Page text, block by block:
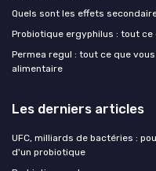
Quels sont les effets
Probiotique ergyphilus : tout
Permea regul : tout ce que
alimentaire
Les derniers articles
UFC, milliards de bactéries :
d'un probiotique